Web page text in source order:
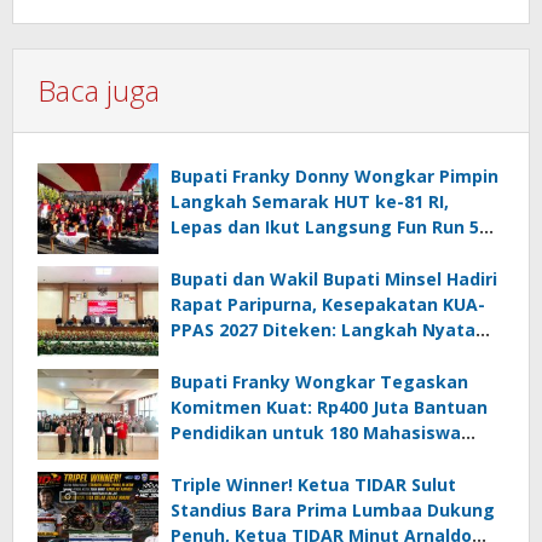
Baca juga
Bupati Franky Donny Wongkar Pimpin
Langkah Semarak HUT ke-81 RI,
Lepas dan Ikut Langsung Fun Run 5
Bupati dan Wakil Bupati Minsel Hadiri
Rapat Paripurna, Kesepakatan KUA-
PPAS 2027 Diteken: Langkah Nyata
Bupati Franky Wongkar Tegaskan
Komitmen Kuat: Rp400 Juta Bantuan
Pendidikan untuk 180 Mahasiswa
Triple Winner! Ketua TIDAR Sulut
Standius Bara Prima Lumbaa Dukung
Penuh, Ketua TIDAR Minut Arnaldo